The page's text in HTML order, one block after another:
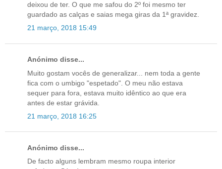
deixou de ter. O que me safou do 2º foi mesmo ter
guardado as calças e saias mega giras da 1ª gravidez.
21 março, 2018 15:49
Anónimo disse...
Muito gostam vocês de generalizar... nem toda a gente
fica com o umbigo "espetado". O meu não estava
sequer para fora, estava muito idêntico ao que era
antes de estar grávida.
21 março, 2018 16:25
Anónimo disse...
De facto alguns lembram mesmo roupa interior